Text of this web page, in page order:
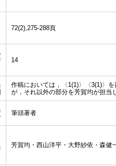
72(2),275-288頁
14
作稿においては，〈1(1)〉〈3(1)〉
が，それ以外の部分を芳賀均が担当
筆頭著者
芳賀均・西山洋平・大野紗依・森健